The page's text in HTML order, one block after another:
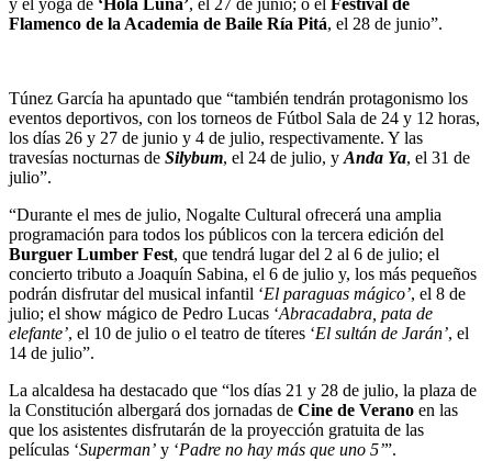
y el yoga de ‘Hola Luna’, el 27 de junio; o el
Festival de
Flamenco de la Academia de Baile Ría Pitá, el 28 de junio”.
Túnez García ha apuntado que “también tendrán protagonismo los
eventos deportivos, con los torneos de Fútbol Sala de 24 y 12 horas,
los días 26 y 27 de junio y 4 de julio, respectivamente. Y las
travesías nocturnas de Silybum, el 24 de julio, y Anda Ya, el 31 de
julio”.
“Durante el mes de julio, Nogalte Cultural ofrecerá una amplia
programación para todos los públicos con la tercera edición del
Burguer Lumber Fest, que tendrá lugar del 2 al 6 de julio; el
concierto tributo a Joaquín Sabina, el 6 de julio y, los más pequeños
podrán disfrutar del musical infantil ‘El paraguas mágico’, el 8 de
julio; el show mágico de Pedro Lucas ‘Abracadabra, pata de
elefante’, el 10 de julio o el teatro de títeres ‘El sultán de Jarán’, el
14 de julio”.
La alcaldesa ha destacado que “los días 21 y 28 de julio, la plaza de
la Constitución albergará dos jornadas de Cine de Verano en las
que los asistentes disfrutarán de la proyección gratuita de las
películas ‘Superman’ y ‘Padre no hay más que uno 5’”.